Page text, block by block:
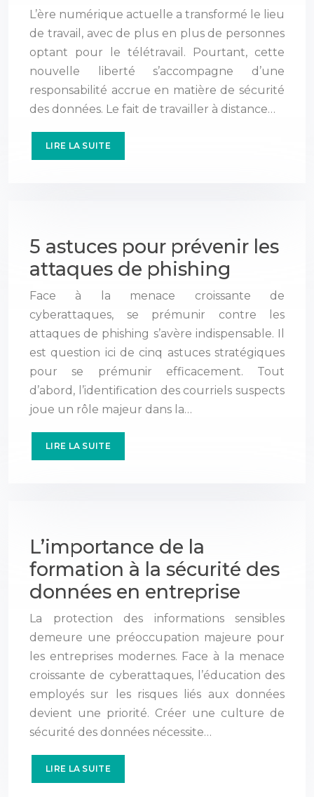
L’ère numérique actuelle a transformé le lieu
de travail, avec de plus en plus de personnes
optant pour le télétravail. Pourtant, cette
nouvelle liberté s’accompagne d’une
responsabilité accrue en matière de sécurité
des données. Le fait de travailler à distance…
LIRE LA SUITE
5 astuces pour prévenir les
attaques de phishing
Face à la menace croissante de
cyberattaques, se prémunir contre les
attaques de phishing s’avère indispensable. Il
est question ici de cinq astuces stratégiques
pour se prémunir efficacement. Tout
d’abord, l’identification des courriels suspects
joue un rôle majeur dans la…
LIRE LA SUITE
L’importance de la
formation à la sécurité des
données en entreprise
La protection des informations sensibles
demeure une préoccupation majeure pour
les entreprises modernes. Face à la menace
croissante de cyberattaques, l’éducation des
employés sur les risques liés aux données
devient une priorité. Créer une culture de
sécurité des données nécessite…
LIRE LA SUITE